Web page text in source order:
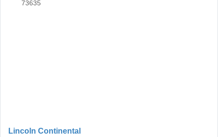
Einstellungen
Lincoln Continental